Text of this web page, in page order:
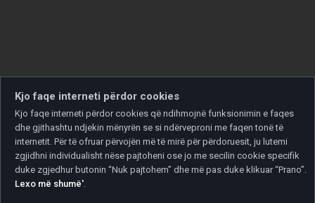
Copyright © 2026 Developed by
Kjo faqe interneti përdor cookies
Kjo faqe interneti përdor cookies që ndihmojnë funksionimin e faqes
dhe gjithashtu ndjekin mënyrën se si ndërveproni me faqen tonë të
internetit. Për të ofruar përvojën më të mirë për përdoruesit, ju lutemi
zgjidhni individualisht nëse pajtoheni ose jo me secilin cookie specifik
duke zgjedhur butonin “Nuk pajtohem” dhe më pas duke klikuar “Prano”.
Lexo më shumë'.